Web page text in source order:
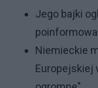
Jego bajki
Niemieckie
Europejskiej